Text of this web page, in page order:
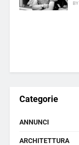
BY
Categorie
ANNUNCI
ARCHITETTURA